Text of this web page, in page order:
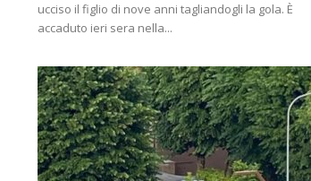
ucciso il figlio di nove anni tagliandogli la gola. È
accaduto ieri sera nella...